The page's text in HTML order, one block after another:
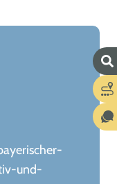
und-